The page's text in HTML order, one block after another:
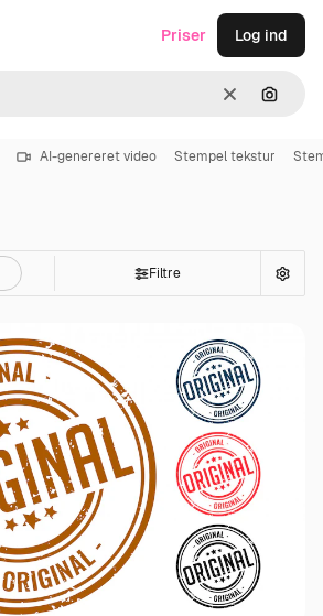
Klar Søg
Priser Log ind
AI-genereret video Stempel tekstur
Filtre